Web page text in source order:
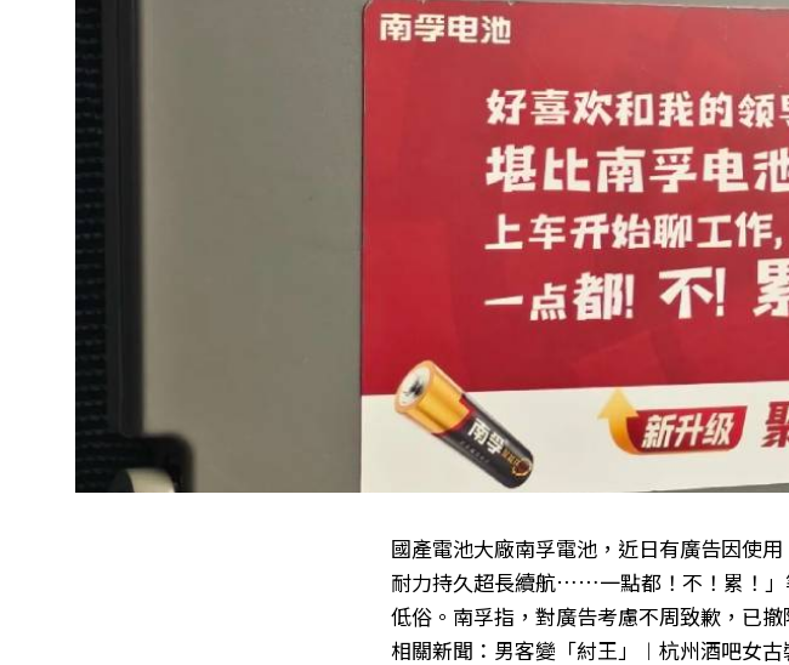
國產電池大廠南孚電池，近日有廣告因使
耐力持久超長續航……一點都！不！累！」
低俗。南孚指，對廣告考慮不周致歉，已撤
相關新聞：男客變「紂王」︱杭州酒吧女